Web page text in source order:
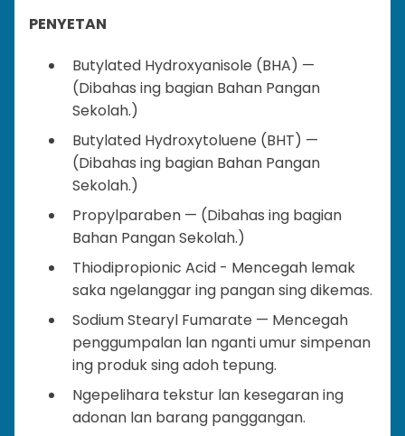
PENYETAN
Butylated Hydroxyanisole (BHA) —
(Dibahas ing bagian Bahan Pangan
Sekolah.)
Butylated Hydroxytoluene (BHT) —
(Dibahas ing bagian Bahan Pangan
Sekolah.)
Propylparaben — (Dibahas ing bagian
Bahan Pangan Sekolah.)
Thiodipropionic Acid - Mencegah lemak
saka ngelanggar ing pangan sing dikemas.
Sodium Stearyl Fumarate — Mencegah
penggumpalan lan nganti umur simpenan
ing produk sing adoh tepung.
Ngepelihara tekstur lan kesegaran ing
adonan lan barang panggangan.